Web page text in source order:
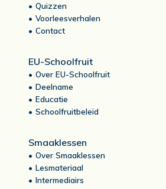
Quizzen
Voorleesverhalen
Contact
EU-Schoolfruit
Over EU-Schoolfruit
Deelname
Educatie
Schoolfruitbeleid
Smaaklessen
Over Smaaklessen
Lesmateriaal
Intermediairs